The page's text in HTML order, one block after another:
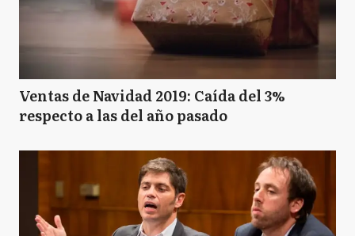
Ventas de Navidad 2019: Caída del 3%
respecto a las del año pasado